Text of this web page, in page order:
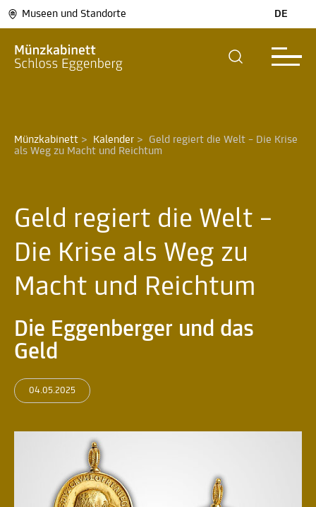
Museen und Standorte DE
Münzkabinett > Kalender > Geld regiert die Welt – Die Krise
als Weg zu Macht und Reichtum
Geld regiert die Welt –
Die Krise als Weg zu
Macht und Reichtum
Die Eggenberger und das
Geld
04.05.2025